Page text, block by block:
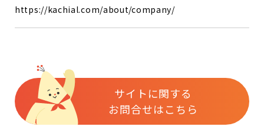
https://kachial.com/about/company/
サイトに関する
お問合せはこちら